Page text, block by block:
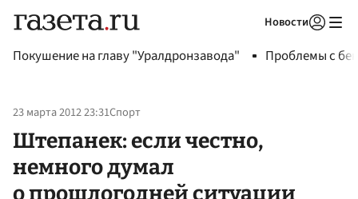
Новости
Покушение на главу "Уралдронзавода" Проблемы с
23 марта 2012 23:31Спорт
Штепанек: если честно,
немного думал
о прошлогодней ситуации